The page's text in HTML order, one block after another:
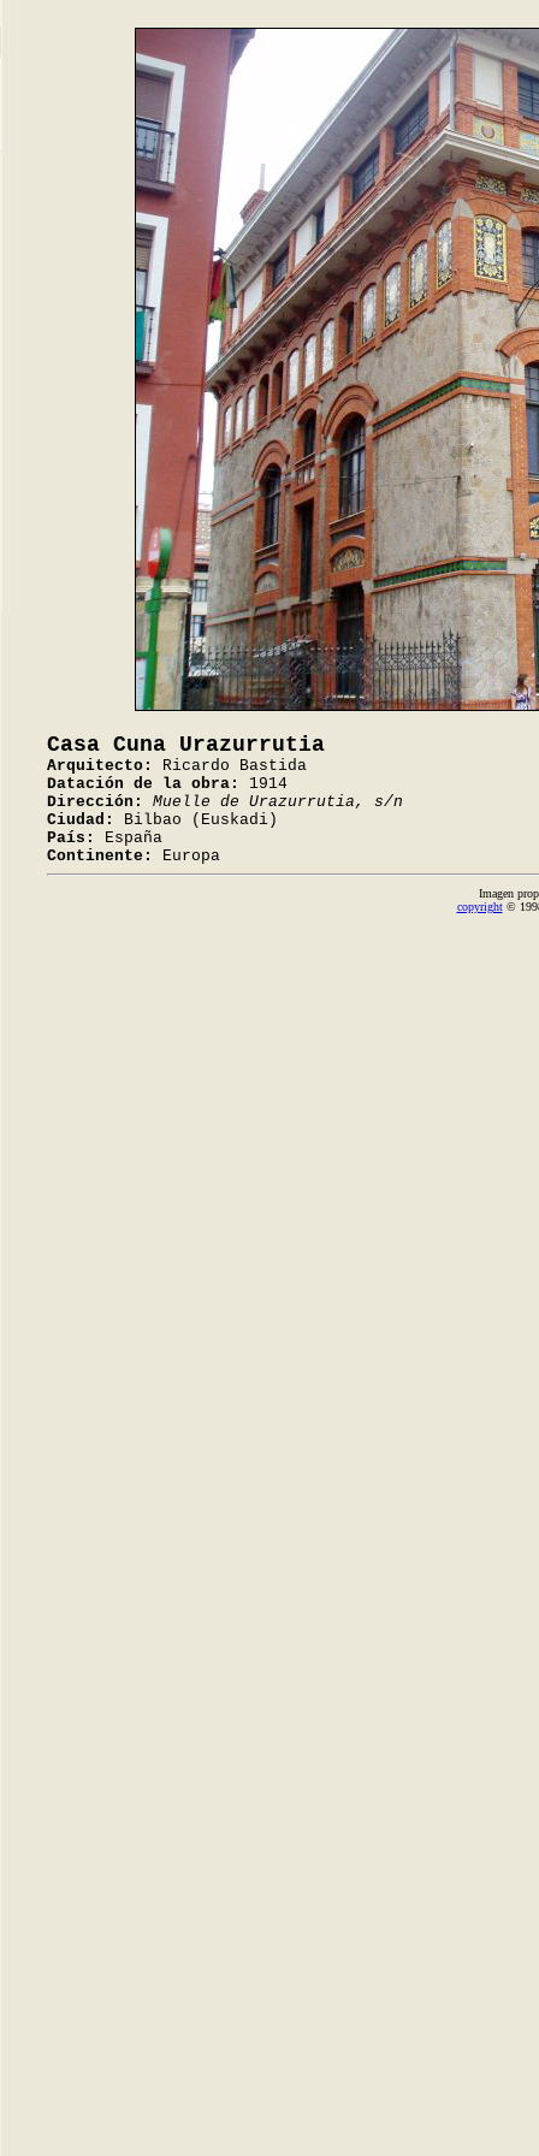
Casa Cuna Urazurrutia
Arquitecto:
Ricardo Bastida
Datación de la obra:
1914
Dirección:
Muelle de Urazurrutia, s/n
Ciudad:
Bilbao (Euskadi)
País:
España
Continente:
Europa
Imagen
copyright©